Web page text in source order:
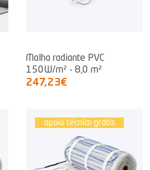
Malha radiante PVC
150W/m² - 8,0 m²
247,23€
apoio técnico grátis